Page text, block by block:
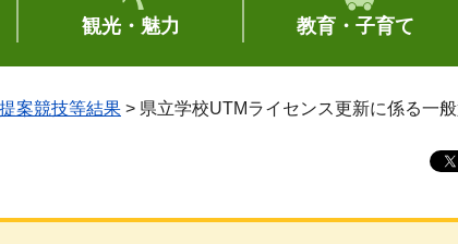
観光・魅力 教育・子育て
案競技等結果 > 県立学校UTMライセンス更新に係る一